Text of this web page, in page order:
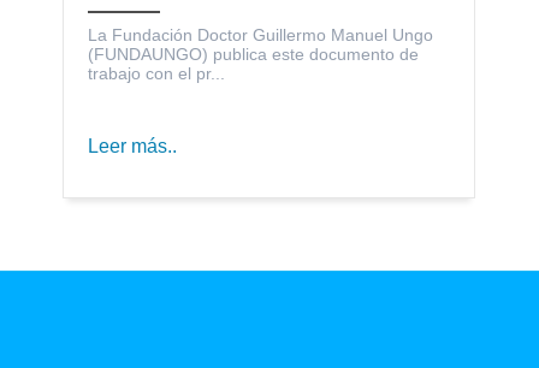
La Fundación Doctor Guillermo Manuel Ungo
(FUNDAUNGO) publica este documento de
trabajo con el pr...
Leer más..